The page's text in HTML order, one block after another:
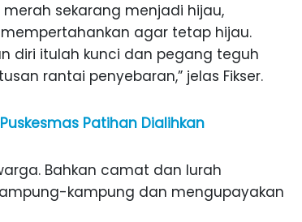
sekarang menjadi hijau,
agar tetap hijau.
diri itulah kunci dan pegang teguh
rantai penyebaran,” jelas Fikser.
Patihan Dialihkan
Bahkan camat dan lurah
kampung dan mengupayakan
ANAK-ANAK BOJONEGORO DAN
NGANJUK SEKOLAH DI SMPN SARADAN